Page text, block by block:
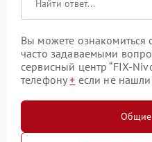
Вы можете
часто задаваемыми
сервисный центр “FIX-
телефону+ если не
Общие